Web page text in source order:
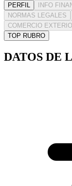
PERFIL INFO
NORMAS LEGALES
COMERCIO
TOP RUBRO
DATOS DE